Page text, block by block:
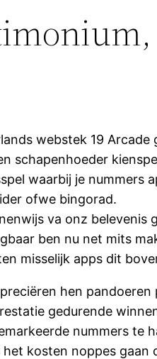
webstek 19
schapenhoeder
waarbij je
ofwe bingorad.
va onz belevenis
ben nu net mits
misselijk apps dit
hen
gedurende
nummers te
kosten noppes